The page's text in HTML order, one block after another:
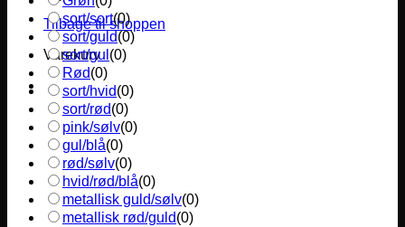
Tilbage til shoppen
Varekurv
sort/sort(0)
sort/guld(0)
sort/gul (0)
Rød(0)
sort/hvid(0)
sort/rød(0)
pink/sølv(0)
gul/blå(0)
rød/sølv(0)
hvid/rød/blå(0)
metallisk guld/sølv(0)
metallisk rød/guld(0)